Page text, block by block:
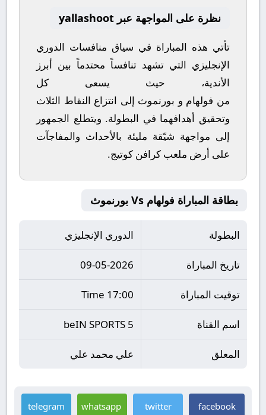
نظرة على المواجهة عبر yallashoot
تأتي هذه المباراة في سياق منافسات الدوري
الإنجليزي التي تشهد تنافساً محتدماً بين أبرز
الأندية، حيث يسعى كل
من فولهام و بورنموث إلى انتزاع النقاط الثلاث
وتحقيق أهدافهما في البطولة. ويتطلع الجمهور
إلى مواجهة شيّقة مليئة بالأحداث والمفاجآت
على أرض ملعب كرافن كوتيج.
بطاقة المباراة فولهام Vs بورنموث
البطولة الدوري الإنجليزي
تاريخ المباراة 09-05-2026
توقيت المباراة 17:00 Time
اسم القناة beIN SPORTS 5
المعلق علي محمد علي
facebook
twitter
whatsapp
telegram